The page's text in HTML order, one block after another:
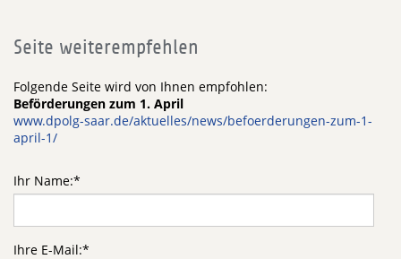
Seite weiterempfehlen
Folgende Seite wird von Ihnen empfohlen:
Beförderungen zum 1. April
www.dpolg-saar.de/aktuelles/news/befoerderungen-zum-1-
april-1/
Ihr Name:*
Ihre E-Mail:*